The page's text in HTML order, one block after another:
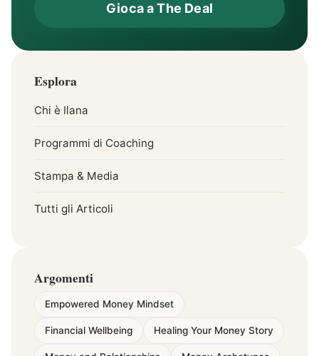
Gioca a The Deal
Esplora
Chi è Ilana
Programmi di Coaching
Stampa & Media
Tutti gli Articoli
Argomenti
Empowered Money Mindset
Financial Wellbeing Healing Your Money Story